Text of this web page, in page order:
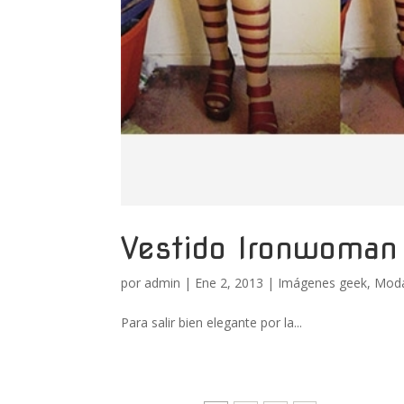
Vestido Ironwoman
por admin | Ene 2, 2013 | Imágenes geek,
Para salir bien elegante por la...